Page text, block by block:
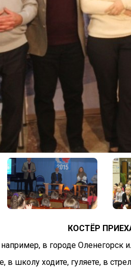
КОСТЁР
в городе Оленегорск
школу ходите, гуляете, в